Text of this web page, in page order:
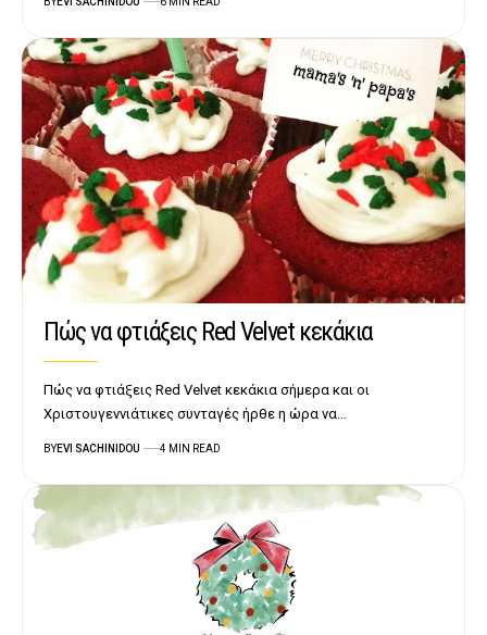
Πώς να φτιάξεις Red Velvet κεκάκια
Πώς να φτιάξεις Red Velvet κεκάκια σήμερα και οι
Χριστουγεννιάτικες συνταγές ήρθε η ώρα να…
BYEVI SACHINIDOU 4 MIN READ